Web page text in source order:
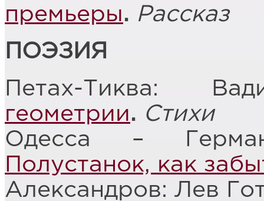
премьеры. Рассказ
ПОЭЗИЯ
Петах-Тиква:
геометрии. Стихи
Одесса –
Полустанок, как
Александров: Лев